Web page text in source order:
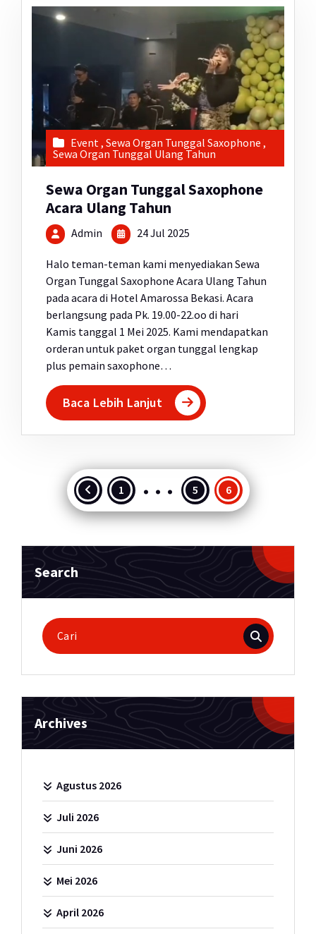
Event, Sewa Organ Tunggal Saxophone ,
Sewa Organ Tunggal Ulang Tahun
Sewa Organ Tunggal Saxophone
Acara Ulang Tahun
Admin 24 Jul 2025
Halo teman-teman kami menyediakan Sewa
Organ Tunggal Saxophone Acara Ulang Tahun
pada acara di Hotel Amarossa Bekasi. Acara
berlangsung pada Pk. 19.00-22.oo di hari
Kamis tanggal 1 Mei 2025. Kami mendapatkan
orderan untuk paket organ tunggal lengkap
plus pemain saxophone…
Baca Lebih Lanjut
Paginasi
pos
1 … 5 6
Search
Pencarian
untuk:
Archives
Agustus 2026
Juli 2026
Juni 2026
Mei 2026
April 2026